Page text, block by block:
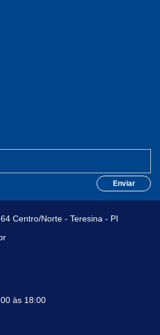
Enviar
Centro/Norte - Teresina - PI
às 18:00